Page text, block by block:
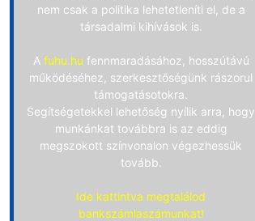
nem csak a politika lehetetleníti el, de a
társadalmi kihívások is.
A fuhu.hu fennmaradásához, hosszútávú
működéséhez, szerkesztőségünk rászorul
támogatásotokra.
Segítségetekkel lehetőség nyílik arra, hogy
munkánkat továbbra is az eddig
megszokott színvonalon végezhessük
tovább.
Ide kattintva megtalálod
bankszámlaszámunkat!